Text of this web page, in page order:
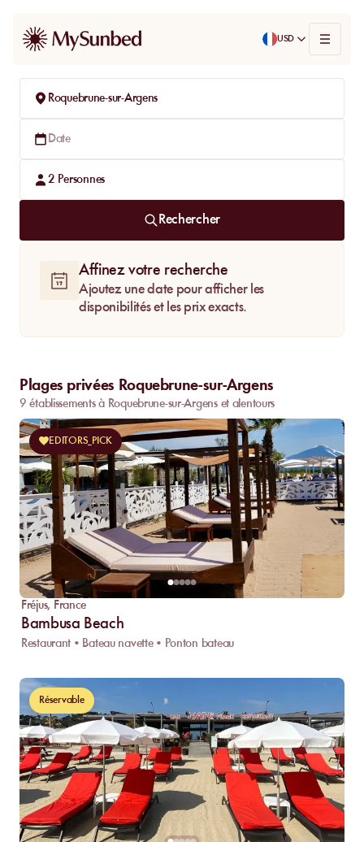
USD
Roquebrune-sur-Argens
Date
2 Personnes
Rechercher
Affinez votre recherche
Ajoutez une date pour afficher les
disponibilités et les prix exacts.
Plages privées Roquebrune-sur-Argens
9 établissements à Roquebrune-sur-Argens et alentours
EDITORS_PICK
Fréjus, France
Bambusa Beach
Restaurant • Bateau navette • Ponton bateau
Réservable